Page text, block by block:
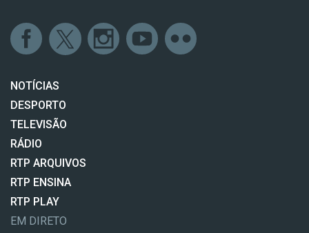
NOTÍCIAS
DESPORTO
TELEVISÃO
RÁDIO
RTP ARQUIVOS
RTP ENSINA
RTP PLAY
EM DIRETO